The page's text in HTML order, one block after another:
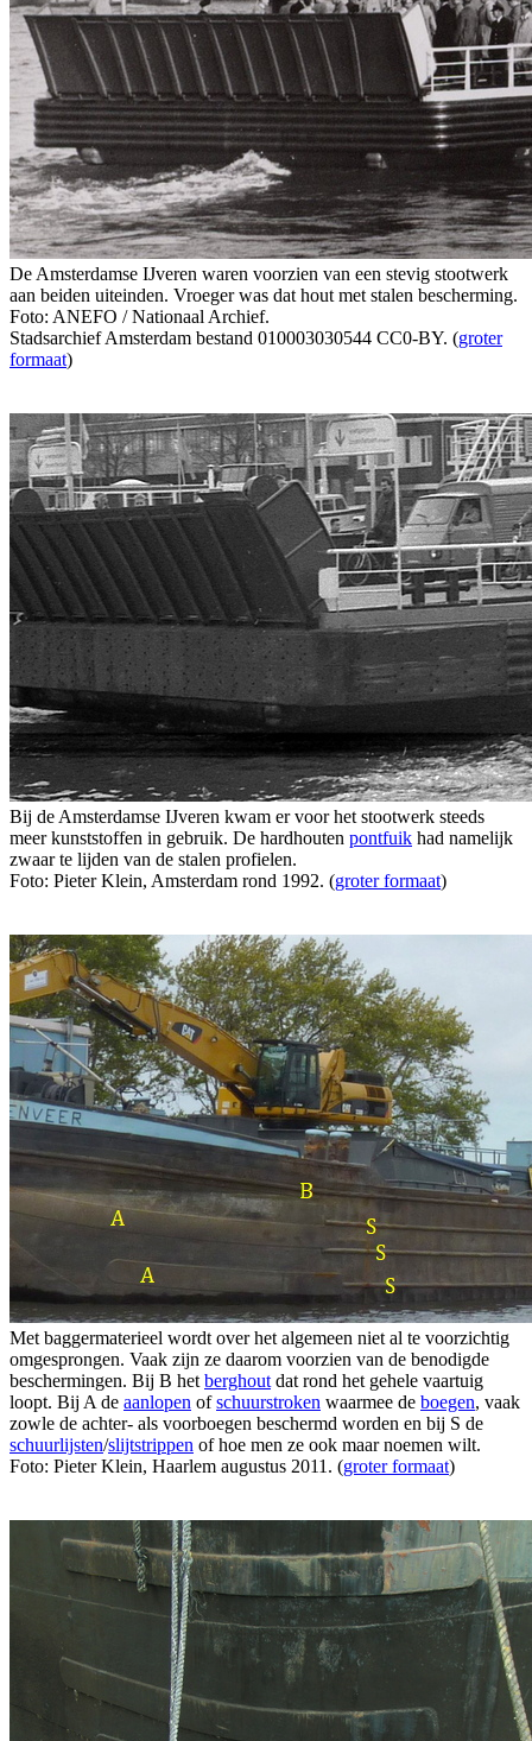
De Amsterdamse IJveren waren voorzien van een stevig stootwerk
aan beiden uiteinden. Vroeger was dat hout met stalen bescherming.
Foto: ANEFO / Nationaal Archief.
Stadsarchief Amsterdam bestand 010003030544 CC0-BY. (groter
formaat)
Bij de Amsterdamse IJveren kwam er voor het stootwerk steeds
meer kunststoffen in gebruik. De hardhouten pontfuik had namelijk
zwaar te lijden van de stalen profielen.
Foto: Pieter Klein, Amsterdam rond 1992. (groter formaat)
Met baggermaterieel wordt over het algemeen niet al te voorzichtig
omgesprongen. Vaak zijn ze daarom voorzien van de benodigde
beschermingen. Bij B het berghout dat rond het gehele vaartuig
loopt. Bij A de aanlopen ofschuurstroken waarmee de boegen, vaak
zowle de achter- als voorboegen beschermd worden en bij S de
schuurlijsten/slijtstrippen of hoe men ze ook maar noemen wilt.
Foto: Pieter Klein, Haarlem augustus 2011. (groter formaat)